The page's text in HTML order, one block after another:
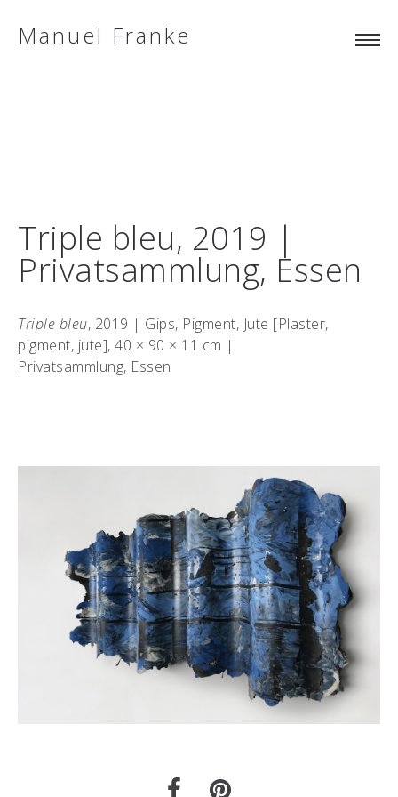
Manuel Franke
Triple bleu, 2019 |
Privatsammlung, Essen
Triple bleu, 2019 | Gips, Pigment, Jute [Plaster,
pigment, jute], 40 × 90 × 11 cm |
Privatsammlung, Essen